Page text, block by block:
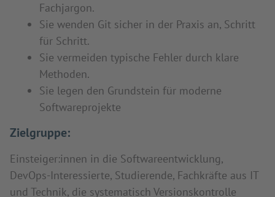
Fachjargon.
Sie wenden Git sicher in der Praxis an, Schritt
für Schritt.
Sie vermeiden typische Fehler durch klare
Methoden.
Sie legen den Grundstein für moderne
Softwareprojekte
Zielgruppe:
Einsteiger:innen in die Softwareentwicklung,
DevOps-Interessierte, Studierende, Fachkräfte aus IT
und Technik, die systematisch Versionskontrolle